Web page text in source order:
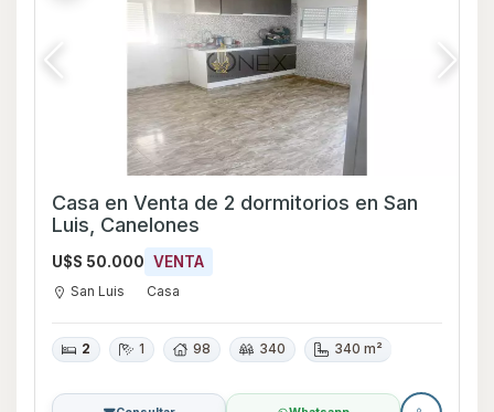
Casa en Venta de 2 dormitorios en San
Luis, Canelones
U$S 50.000 VENTA
San Luis Casa
2 1 98 340 340 m²